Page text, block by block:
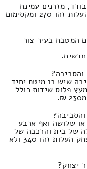
עבור 2 אנשים, בודד, מזרנים עמינח
בסינתזה של עבודת מרימים בצור יצחק העלות זהו 270 ומקסימום
המטבח בעיר צור
שיש בו מיטת יחיד
פלוס שידות כולל
עלותה של העברה של ארון בצור יצחק 2 או שלושה ואף ארבע
של בית והרכבה של
שידה / ארון עצוי עץ מעבר בעיר צור יצחק העלות זהו 340 ולא
יצחק?